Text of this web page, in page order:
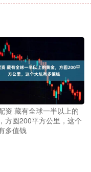
资 藏有全球一半以上的
方圆200平方公里，这个
多值钱